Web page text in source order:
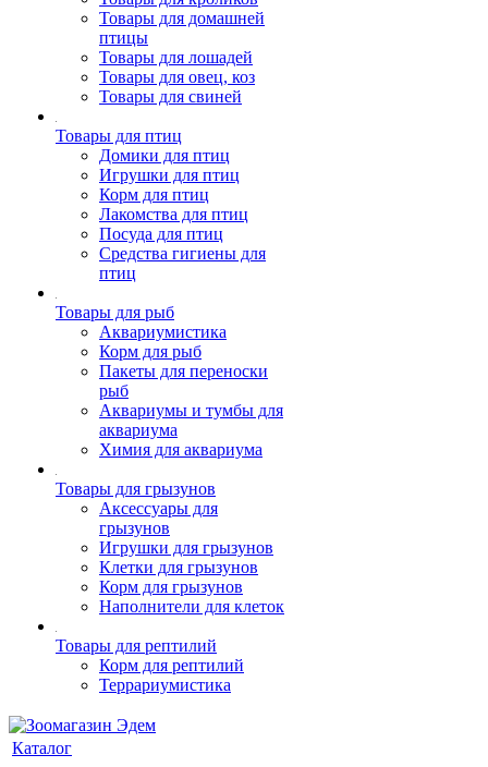
Товары для домашней
птицы
Товары для лошадей
Товары для овец, коз
Товары для свиней
Товары для птиц
Домики для птиц
Игрушки для птиц
Корм для птиц
Лакомства для птиц
Посуда для птиц
Средства гигиены для
птиц
Товары для рыб
Аквариумистика
Корм для рыб
Пакеты для переноски
рыб
Аквариумы и тумбы для
аквариума
Химия для аквариума
Товары для грызунов
Аксессуары для
грызунов
Игрушки для грызунов
Клетки для грызунов
Корм для грызунов
Наполнители для клеток
Товары для рептилий
Корм для рептилий
Террариумистика
Каталог